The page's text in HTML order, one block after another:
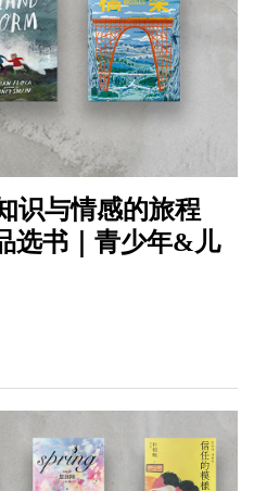
识与情感的旅程
选书｜青少年&儿